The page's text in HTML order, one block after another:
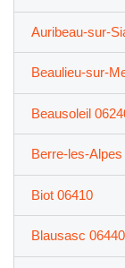
Auribeau-sur-
Beaulieu-sur-
Beausoleil
Berre-les-Alpes
Biot 06410
Blausasc 06440